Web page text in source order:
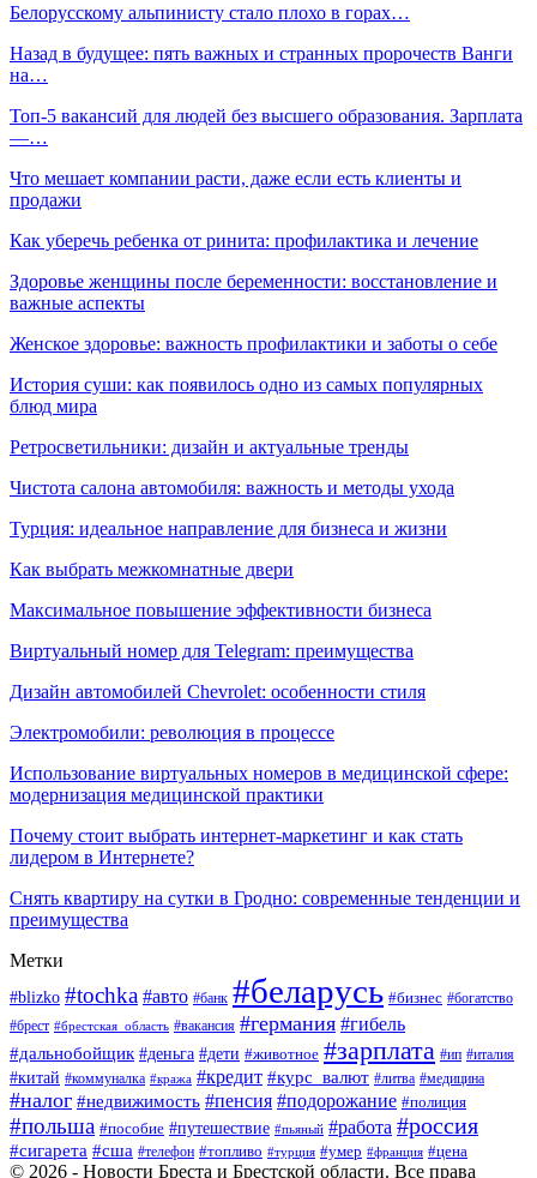
Белорусскому альпинисту стало плохо в горах…
Назад в будущее: пять важных и странных пророчеств Ванги
на…
Топ-5 вакансий для людей без высшего образования. Зарплата
—…
Что мешает компании расти, даже если есть клиенты и
продажи
Как уберечь ребенка от ринита: профилактика и лечение
Здоровье женщины после беременности: восстановление и
важные аспекты
Женское здоровье: важность профилактики и заботы о себе
История суши: как появилось одно из самых популярных
блюд мира
Ретросветильники: дизайн и актуальные тренды
Чистота салона автомобиля: важность и методы ухода
Турция: идеальное направление для бизнеса и жизни
Как выбрать межкомнатные двери
Максимальное повышение эффективности бизнеса
Виртуальный номер для Telegram: преимущества
Дизайн автомобилей Chevrolet: особенности стиля
Электромобили: революция в процессе
Использование виртуальных номеров в медицинской сфере:
модернизация медицинской практики
Почему стоит выбрать интернет-маркетинг и как стать
лидером в Интернете?
Снять квартиру на сутки в Гродно: современные тенденции и
преимущества
Метки
#blizko #tochka #авто #банк #беларусь #бизнес #богатство
#брест #брестская_область #вакансия #германия #гибель
#дальнобойщик #деньга #дети #животное #зарплата #ип #италия
#китай #коммуналка #кража #кредит #курс_валют #литва #медицина
#налог #недвижимость #пенсия #подорожание #полиция
#польша #пособие #путешествие #пьяный #работа #россия
#сигарета #сша #телефон #топливо #турция #умер #франция #цена
© 2026 - Новости Бреста и Брестской области. Все права